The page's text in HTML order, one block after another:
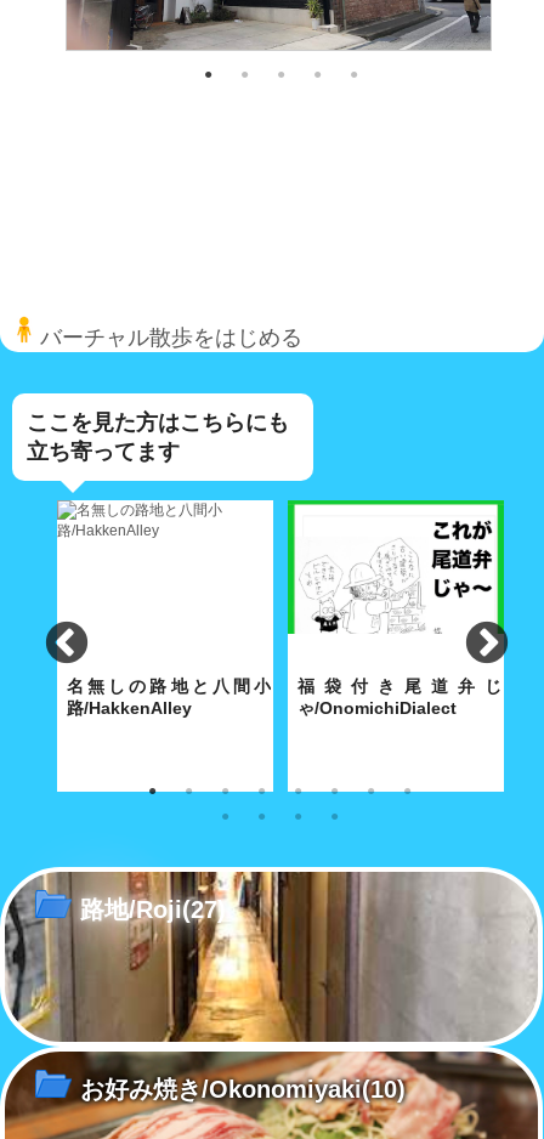
バーチャル散歩をはじめる
ここを見た方はこちらにも
立ち寄ってます
名無しの路地と八間小
路/HakkenAlley
奥深い路地の真ん中に大きな空
福袋付き尾道弁じ
ゃ/OnomichiDialect
経済合理性が優先する現代社会
路地/Roji(27)
お好み焼き/Okonomiyaki(10)